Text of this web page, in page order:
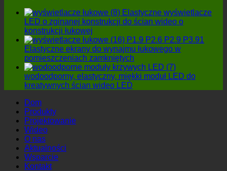
Elastyczne wyświetlacze
LED o zginanej konstrukcji do ścian wideo o
konstrukcji łukowej
P1.9 P2.6 P2.9 P3.91
Elastyczne ekrany do wynajmu łukowego w
pomieszczeniach zamkniętych
wodoodporny, elastyczny, miękki moduł LED do
kreatywnych ścian wideo LED
Dom
Produkty
Projektowanie
Wideo
O nas
Aktualności
Wsparcie
Kontakt